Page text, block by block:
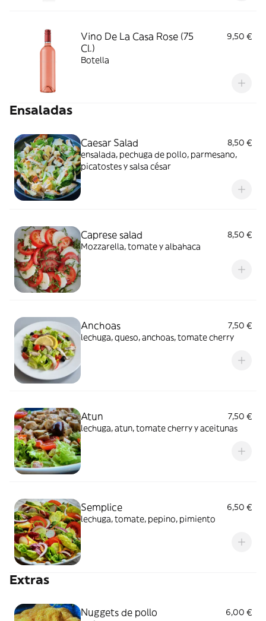
Vino De La Casa Rose (75
Cl.)
9,50 €
Botella
Ensaladas
Caesar Salad
8,50 €
ensalada, pechuga de pollo, parmesano,
picatostes y salsa césar
Caprese salad
8,50 €
Mozzarella, tomate y albahaca
Anchoas
7,50 €
lechuga, queso, anchoas, tomate cherry
Atun
7,50 €
lechuga, atun, tomate cherry y aceitunas
Semplice
6,50 €
lechuga, tomate, pepino, pimiento
Extras
Nuggets de pollo
6,00 €